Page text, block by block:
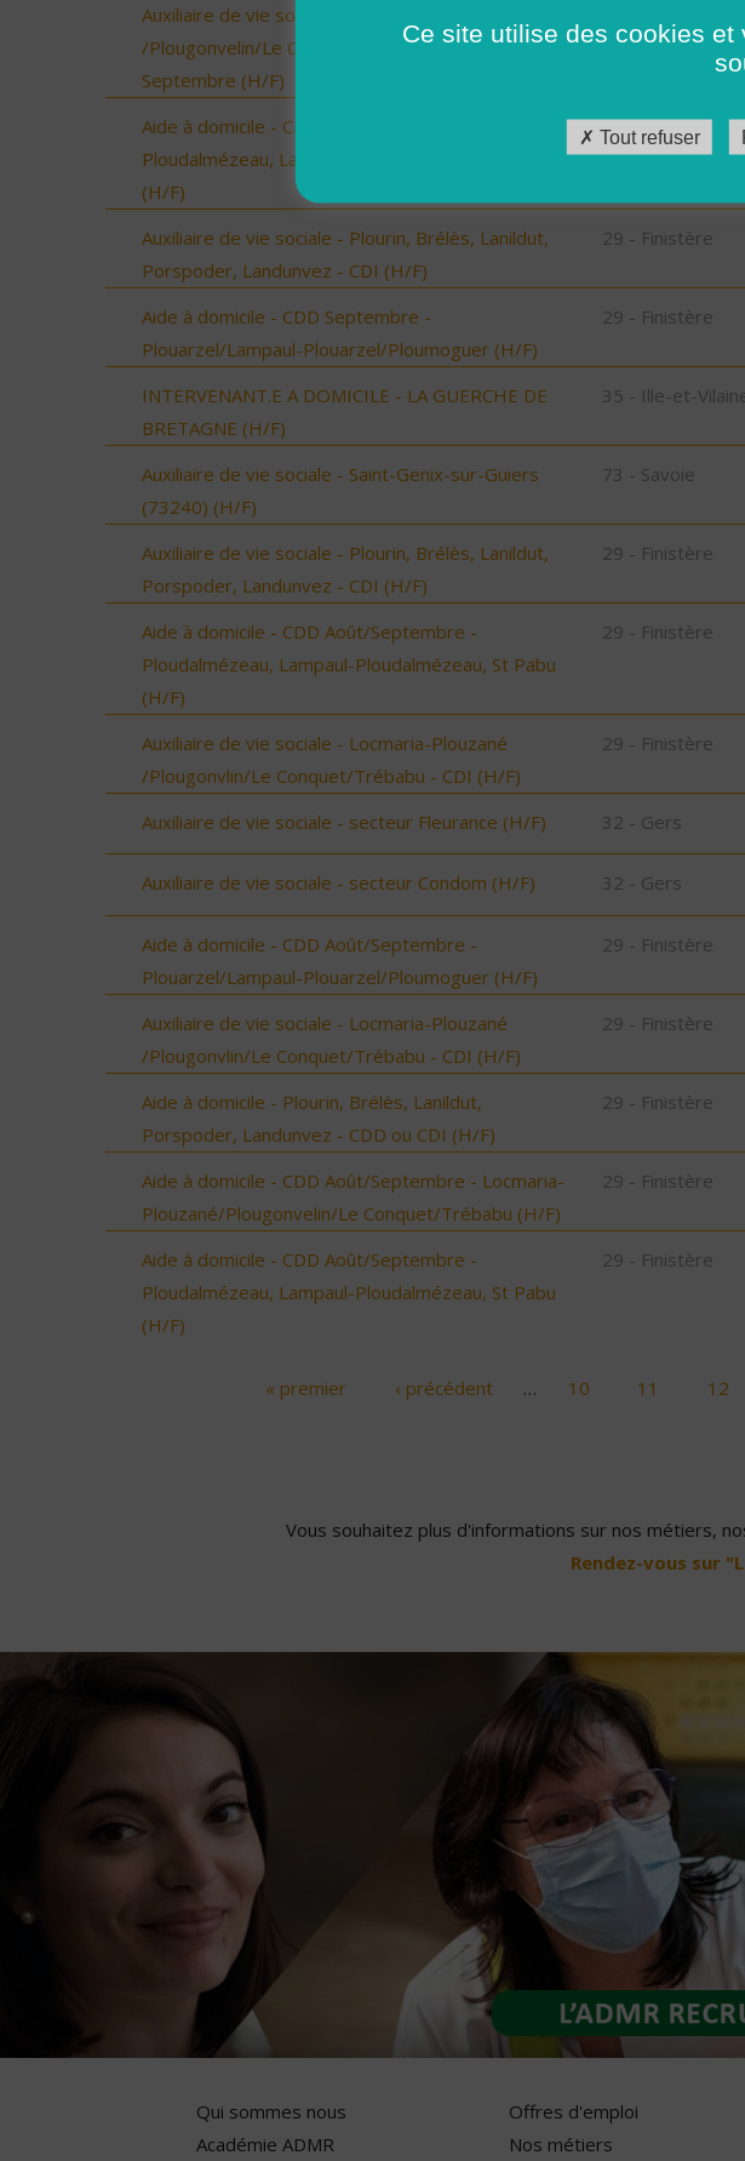
Auxiliaire de vie sociale - Locmaria-Plouzané
/Plougonvelin/Le Conquet/Trébabu - CDD pour
Septembre (H/F)
Aide à domicile - CDD Septembre -
Ploudalmézeau, Lampaul-Ploudalmézeau, St Pabu
(H/F)
29 - Finistère
Auxiliaire de vie sociale - Plourin, Brélès, Lanildut,
Porspoder, Landunvez - CDI (H/F)
29 - Finistère
Aide à domicile - CDD Septembre -
Plouarzel/Lampaul-Plouarzel/Ploumoguer (H/F)
29 - Finistère
INTERVENANT.E A DOMICILE - LA GUERCHE DE
BRETAGNE (H/F)
35 - Ille-et-
Auxiliaire de vie sociale - Saint-Genix-sur-Guiers
(73240) (H/F)
73 - Savoie
Auxiliaire de vie sociale - Plourin, Brélès, Lanildut,
Porspoder, Landunvez - CDI (H/F)
29 - Finistère
Aide à domicile - CDD Août/Septembre -
Ploudalmézeau, Lampaul-Ploudalmézeau, St Pabu
(H/F)
29 - Finistère
Auxiliaire de vie sociale - Locmaria-Plouzané
/Plougonvlin/Le Conquet/Trébabu - CDI (H/F)
29 - Finistère
Auxiliaire de vie sociale - secteur Fleurance (H/F) 32 - Gers
Auxiliaire de vie sociale - secteur Condom (H/F) 32 - Gers
Aide à domicile - CDD Août/Septembre -
Plouarzel/Lampaul-Plouarzel/Ploumoguer (H/F)
29 - Finistère
Auxiliaire de vie sociale - Locmaria-Plouzané
/Plougonvlin/Le Conquet/Trébabu - CDI (H/F)
29 - Finistère
Aide à domicile - Plourin, Brélès, Lanildut,
Porspoder, Landunvez - CDD ou CDI (H/F)
29 - Finistère
Aide à domicile - CDD Août/Septembre - Locmaria-
Plouzané/Plougonvelin/Le Conquet/Trébabu (H/F)
29 - Finistère
Aide à domicile - CDD Août/Septembre -
Ploudalmézeau, Lampaul-Ploudalmézeau, St Pabu
(H/F)
29 - Finistère
« premier ‹ précédent … 10 11 12
Vous souhaitez plus d'informations sur nos métiers,
Rendez-vous sur
Qui sommes nous
Académie ADMR
Offres d'emploi
Nos métiers
Ce site utilise des cookies
Tout refuser